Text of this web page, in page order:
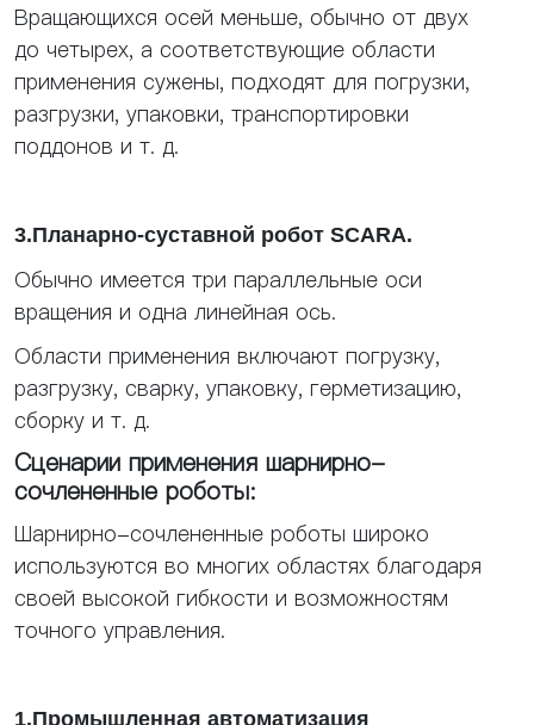
Вращающихся осей меньше, обычно от двух
до четырех, а соответствующие области
применения сужены, подходят для погрузки,
разгрузки, упаковки, транспортировки
поддонов и т. д.
3.Планарно-суставной робот SCARA.
Обычно имеется три параллельные оси
вращения и одна линейная ось.
Области применения включают погрузку,
разгрузку, сварку, упаковку, герметизацию,
сборку и т. д.
Сценарии применения шарнирно-
сочлененные роботы:
Шарнирно-сочлененные роботы широко
используются во многих областях благодаря
своей высокой гибкости и возможностям
точного управления.
1.Промышленная автоматизация